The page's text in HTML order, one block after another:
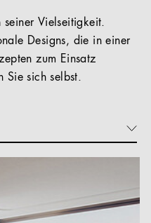
seiner Vielseitigkeit.
Designs, die in einer
zum Einsatz
Sie sich selbst.